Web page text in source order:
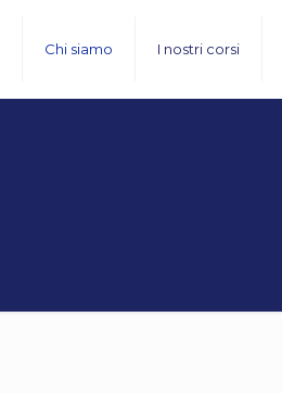
Chi siamo I nostri corsi